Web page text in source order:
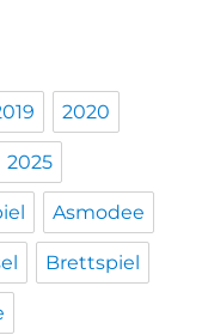
2020
2025
Asmodee
Brettspiel